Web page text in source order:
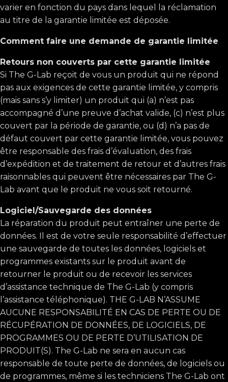
varier en fonction du pays dans lequel la réclamation
au titre de la garantie limitée est déposée.
Comment faire une demande de garantie limitée
Retours non couverts par cette garantie limitée
Si The G-Lab reçoit de vous un produit qui ne répond
pas aux exigences de cette garantie limitée, y compris
(mais sans s’y limiter) un produit qui (a) n’est pas
accompagné d’une preuve d’achat valide, (c) n’est plus
couvert par la période de garantie, ou (d) n’a pas de
défaut couvert par cette garantie limitée, vous pouvez
être responsable des frais d’évaluation, des frais
d’expédition et de traitement de retour et d’autres frais
raisonnables qui peuvent être nécessaires par The G-
Lab avant que le produit ne vous soit retourné.
Logiciel/Sauvegarde des données
La réparation du produit peut entraîner une perte de
données. Il est de votre seule responsabilité d’effectuer
une sauvegarde de toutes les données, logiciels et
programmes existants sur le produit avant de
retourner le produit ou de recevoir les services
d’assistance technique de The G-Lab (y compris
l’assistance téléphonique). THE G-LAB N’ASSUME
AUCUNE RESPONSABILITÉ EN CAS DE PERTE OU DE
RÉCUPÉRATION DE DONNÉES, DE LOGICIELS, DE
PROGRAMMES OU DE PERTE D’UTILISATION DE
PRODUIT(S). The G-Lab ne sera en aucun cas
responsable de toute perte de données, de logiciels ou
de programmes, même si les techniciens The G-Lab ont